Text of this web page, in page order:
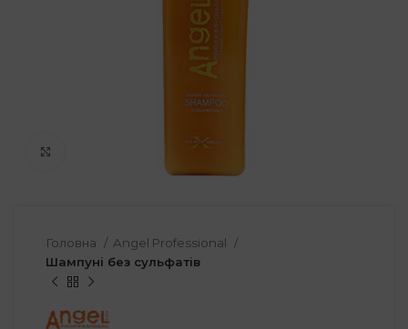
Головна
Angel Professional
Шампуні без сульфатів